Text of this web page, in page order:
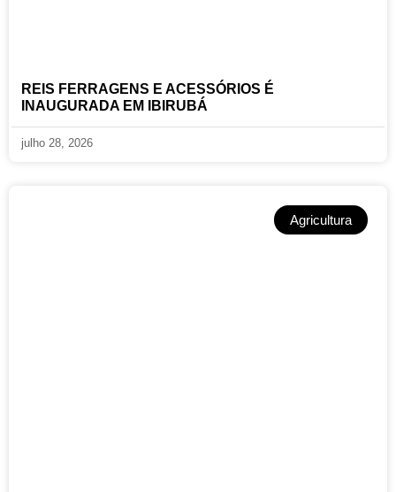
REIS FERRAGENS E ACESSÓRIOS É
INAUGURADA EM IBIRUBÁ
julho 28, 2026
Agricultura